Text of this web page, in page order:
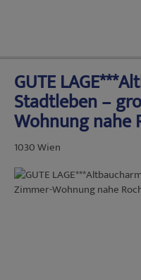
GUTE
Stadtleben –
Wohnung nahe
1030 Wien